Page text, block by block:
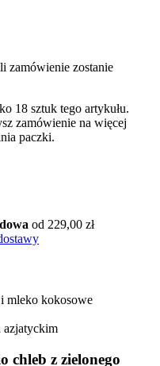
zamówienie zostanie
18 sztuk tego artykułu.
zamówienie na więcej
paczki.
od 229,00 zł
mleko kokosowe
azjatyckim
chleb z zielonego